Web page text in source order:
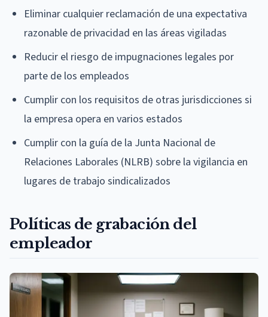
Eliminar cualquier reclamación de una expectativa
razonable de privacidad en las áreas vigiladas
Reducir el riesgo de impugnaciones legales por
parte de los empleados
Cumplir con los requisitos de otras jurisdicciones si
la empresa opera en varios estados
Cumplir con la guía de la Junta Nacional de
Relaciones Laborales (NLRB) sobre la vigilancia en
lugares de trabajo sindicalizados
Políticas de grabación del
empleador